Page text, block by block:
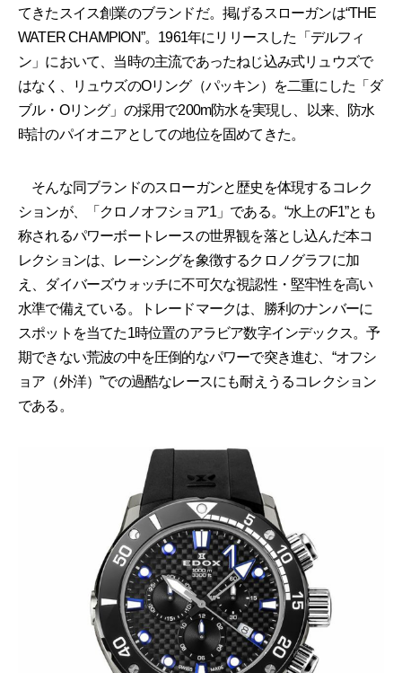
てきたスイス創業のブランドだ。掲げるスローガンは“THE
WATER CHAMPION”。1961年にリリースした「デルフィ
ン」において、当時の主流であったねじ込み式リュウズで
はなく、リュウズのOリング（パッキン）を二重にした「ダ
ブル・Oリング」の採用で200m防水を実現し、以来、防水
時計のパイオニアとしての地位を固めてきた。
そんな同ブランドのスローガンと歴史を体現するコレク
ションが、「クロノオフショア1」である。“水上のF1”とも
称されるパワーボートレースの世界観を落とし込んだ本コ
レクションは、レーシングを象徴するクロノグラフに加
え、ダイバーズウォッチに不可欠な視認性・堅牢性を高い
水準で備えている。トレードマークは、勝利のナンバーに
スポットを当てた1時位置のアラビア数字インデックス。予
期できない荒波の中を圧倒的なパワーで突き進む、“オフシ
ョア（外洋）”での過酷なレースにも耐えうるコレクション
である。